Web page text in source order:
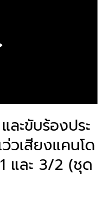
ละขับร้องประ
วเสียงแคนโด
และ 3/2 (ชุด